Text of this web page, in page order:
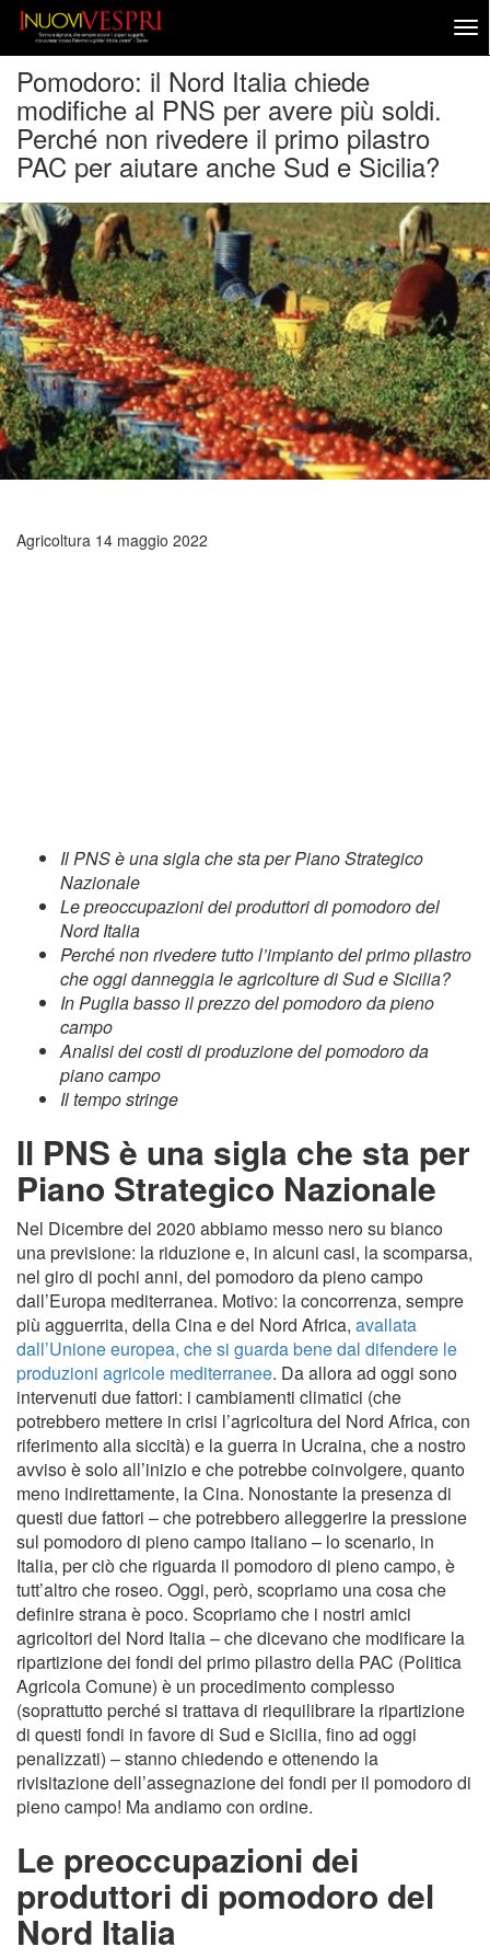
Pomodoro: il Nord Italia chiede
modifiche al PNS per avere più soldi.
Perché non rivedere il primo pilastro
PAC per aiutare anche Sud e Sicilia?
Agricoltura 14 maggio 2022
Il PNS è una sigla che sta per Piano Strategico
Nazionale
Le preoccupazioni dei produttori di pomodoro del
Nord Italia
Perché non rivedere tutto l’impianto del primo pilastro
che oggi danneggia le agricolture di Sud e Sicilia?
In Puglia basso il prezzo del pomodoro da pieno
campo
Analisi dei costi di produzione del pomodoro da
piano campo
Il tempo stringe
Il PNS è una sigla che sta per
Piano Strategico Nazionale
Nel Dicembre del 2020 abbiamo messo nero su bianco
una previsione: la riduzione e, in alcuni casi, la scomparsa,
nel giro di pochi anni, del pomodoro da pieno campo
dall’Europa mediterranea. Motivo: la concorrenza, sempre
più agguerrita, della Cina e del Nord Africa, avallata
dall’Unione europea, che si guarda bene dal difendere le
produzioni agricole mediterranee. Da allora ad oggi sono
intervenuti due fattori: i cambiamenti climatici (che
potrebbero mettere in crisi l’agricoltura del Nord Africa, con
riferimento alla siccità) e la guerra in Ucraina, che a nostro
avviso è solo all’inizio e che potrebbe coinvolgere, quanto
meno indirettamente, la Cina. Nonostante la presenza di
questi due fattori – che potrebbero alleggerire la pressione
sul pomodoro di pieno campo italiano – lo scenario, in
Italia, per ciò che riguarda il pomodoro di pieno campo, è
tutt’altro che roseo. Oggi, però, scopriamo una cosa che
definire strana è poco. Scopriamo che i nostri amici
agricoltori del Nord Italia – che dicevano che modificare la
ripartizione dei fondi del primo pilastro della PAC (Politica
Agricola Comune) è un procedimento complesso
(soprattutto perché si trattava di riequilibrare la ripartizione
di questi fondi in favore di Sud e Sicilia, fino ad oggi
penalizzati) – stanno chiedendo e ottenendo la
rivisitazione dell’assegnazione dei fondi per il pomodoro di
pieno campo! Ma andiamo con ordine.
Le preoccupazioni dei
produttori di pomodoro del
Nord Italia